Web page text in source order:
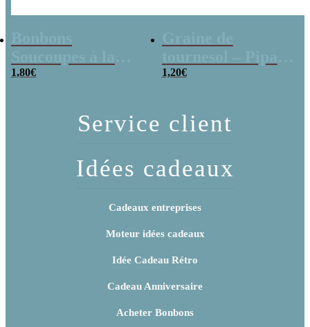
poudre (x20)
1,80€
x 3
1,20€
Service client
Idées cadeaux
Cadeaux entreprises
Moteur idées cadeaux
Idée Cadeau Rétro
Cadeau Anniversaire
Acheter Bonbons